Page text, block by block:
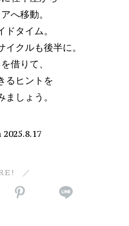
へ移動。
ドタイム。
イクルも後半に。
借りて、
るヒントを
ましょう。
2025.8.17